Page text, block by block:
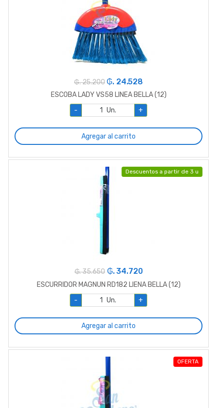
₲. 25.200 ₲. 24.528
ESCOBA LADY VS58 LINEA BELLA (12)
-
Un. +
Agregar al carrito
Descuentos a partir de 3 u
₲. 35.650 ₲. 34.720
ESCURRIDOR MAGNUN RD182 LIENA BELLA (12)
-
Un. +
Agregar al carrito
OFERTA